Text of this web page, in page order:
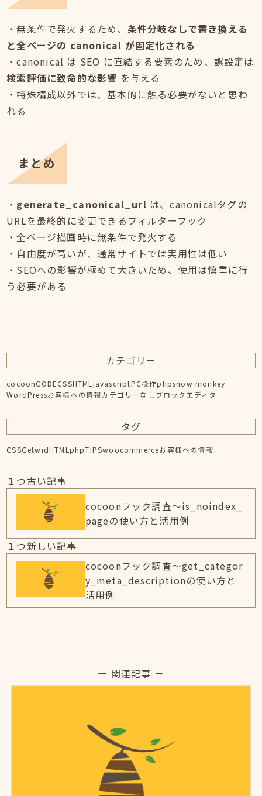
・無条件で発火するため、 条件分岐なしで書き換える
と全ページの canonical が固定化される
・canonical は SEO に直結する要素のため、誤設定は
検索評価に致命的な影響 を与える
・特殊構成以外では、基本的に触る必要がないと思わ
れる
まとめ
・ generate_canonical_url は、canonicalタグの
URLを最終的に変更できるフィルターフック
・全ページ描画時に無条件で発火する
・自由度が高いが、通常サイトでは実用性は低い
・SEOへの影響が極めて大きいため、使用は慎重に行
う必要がある
カテゴリー
cocoonCODECSSHTMLjavascriptPC操作phpsnow monkey
WordPressお客様への情報カテゴリーなしブロックエディタ
タグ
CSSGetwidHTMLphpTIPSwoocommerceお客様への情報
１つ古い記事
cocoonフック調査～is_noindex_
pageの使い方と活用例
１つ新しい記事
cocoonフック調査～get_categor
y_meta_descriptionの使い方と
活用例
ー 関連記事 －